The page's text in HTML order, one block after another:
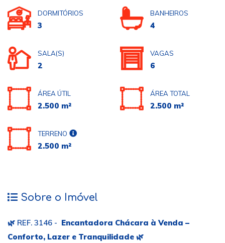
DORMITÓRIOS
3
BANHEIROS
4
SALA(S)
2
VAGAS
6
ÁREA ÚTIL
2.500 m²
ÁREA TOTAL
2.500 m²
TERRENO
2.500 m²
Sobre o Imóvel
🌿 REF. 3146 - Encantadora Chácara à Venda –
Conforto, Lazer e Tranquilidade 🌿